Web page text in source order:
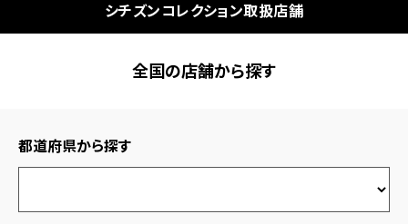
シチズンコレクション取扱店舗
全国の店舗から探す
都道府県から探す